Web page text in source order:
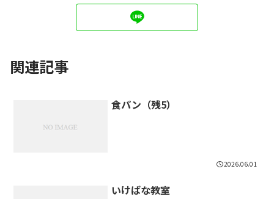
関連記事
食パン（残5）
2026.06.01
いけばな教室